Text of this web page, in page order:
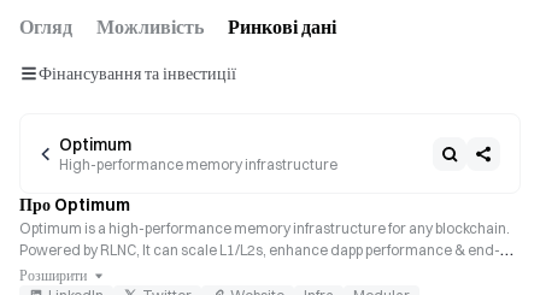
Огляд Можливість Ринкові дані
Фінансування та інвестиції
Optimum
High-performance memory infrastructure
Про Optimum
Optimum is a high-performance memory infrastructure for any blockchain.
Powered by RLNC, It can scale L1/L2s, enhance dapp performance & end-
user UX.
Розширити